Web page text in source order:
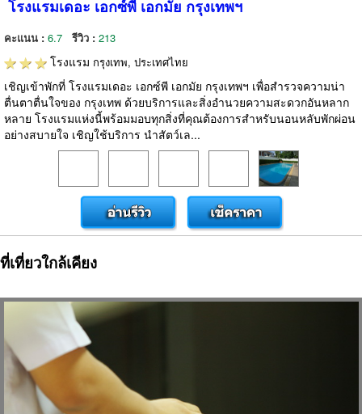
โรงแรมเดอะ เอกซ์พี เอกมัย กรุงเทพฯ
คะแนน : 6.7 รีวิว : 213
โรงแรม กรุงเทพ, ประเทศไทย
เชิญเข้าพักที่ โรงแรมเดอะ เอกซ์พี เอกมัย กรุงเทพฯ เพื่อสำรวจความน่า
ตื่นตาตื่นใจของ กรุงเทพ ด้วยบริการและสิ่งอำนวยความสะดวกอันหลาก
หลาย โรงแรมแห่งนี้พร้อมมอบทุกสิ่งที่คุณต้องการสำหรับนอนหลับพักผ่อน
อย่างสบายใจ เชิญใช้บริการ นำสัตว์เล...
ที่เที่ยวใกล้เคียง